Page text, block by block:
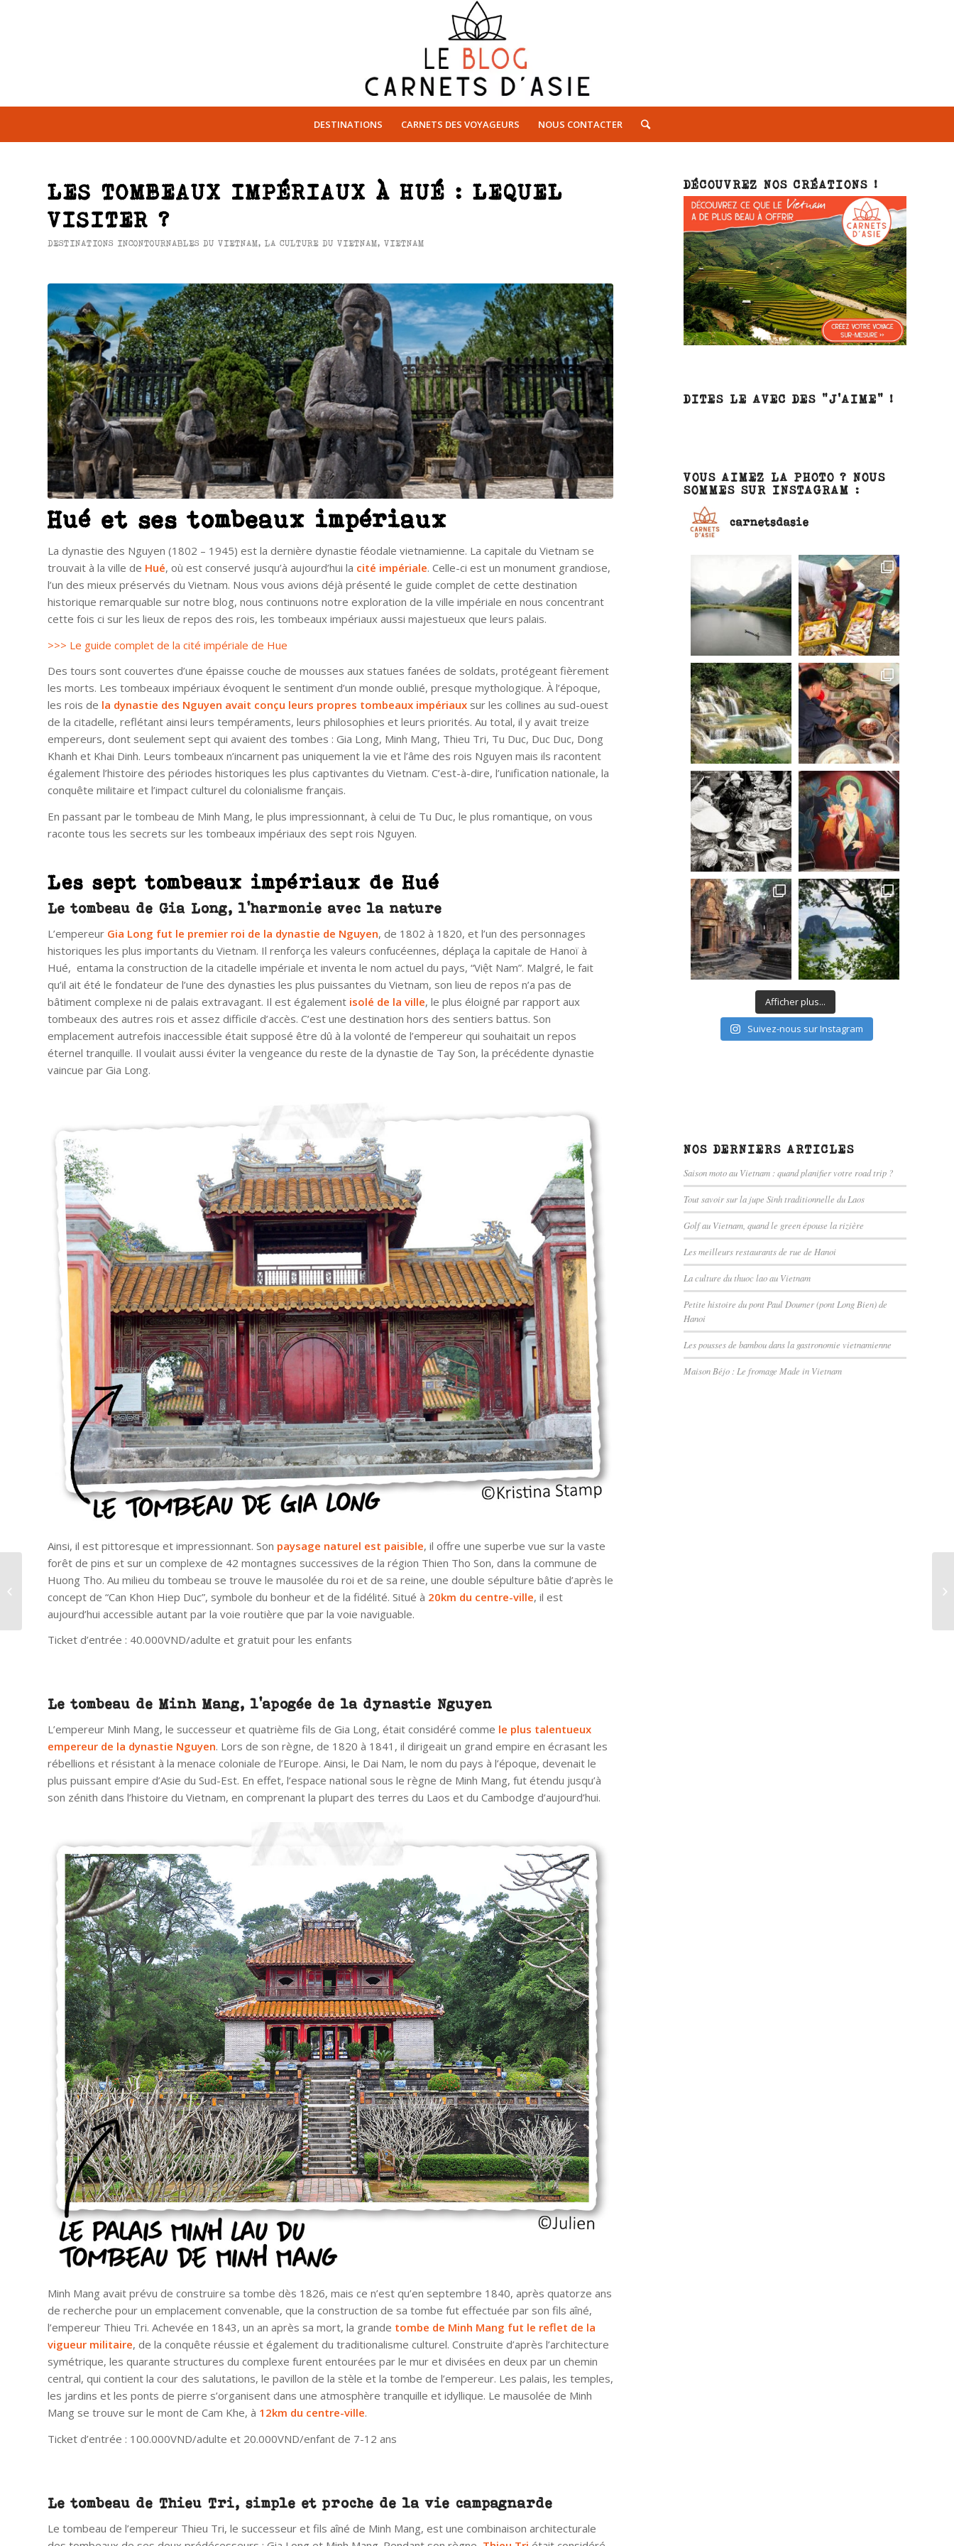
DESTINATIONS CARNETS DES VOYAGEURS NOUS CONTACTER
LES TOMBEAUX IMPÉRIAUX À HUÉ : LEQUEL
VISITER ?
DESTINATIONS INCONTOURNABLES DU VIETNAM, LA CULTURE DU VIETNAM, VIETNAM
Hué et ses tombeaux impériaux
La dynastie des Nguyen (1802 – 1945) est la dernière dynastie féodale vietnamienne. La capitale du Vietnam se
trouvait à la ville de Hué, où est conservé jusqu’à aujourd’hui la cité impériale. Celle-ci est un monument grandiose,
l’un des mieux préservés du Vietnam. Nous vous avions déjà présenté le guide complet de cette destination
historique remarquable sur notre blog, nous continuons notre exploration de la ville impériale en nous concentrant
cette fois ci sur les lieux de repos des rois, les tombeaux impériaux aussi majestueux que leurs palais.
>>> Le guide complet de la cité impériale de Hue
Des tours sont couvertes d’une épaisse couche de mousses aux statues fanées de soldats, protégeant fièrement
les morts. Les tombeaux impériaux évoquent le sentiment d’un monde oublié, presque mythologique. À l’époque,
les rois de la dynastie des Nguyen avait conçu leurs propres tombeaux impériaux sur les collines au sud-ouest
de la citadelle, reflétant ainsi leurs tempéraments, leurs philosophies et leurs priorités. Au total, il y avait treize
empereurs, dont seulement sept qui avaient des tombes : Gia Long, Minh Mang, Thieu Tri, Tu Duc, Duc Duc, Dong
Khanh et Khai Dinh. Leurs tombeaux n’incarnent pas uniquement la vie et l’âme des rois Nguyen mais ils racontent
également l’histoire des périodes historiques les plus captivantes du Vietnam. C’est-à-dire, l’unification nationale, la
conquête militaire et l’impact culturel du colonialisme français.
En passant par le tombeau de Minh Mang, le plus impressionnant, à celui de Tu Duc, le plus romantique, on vous
raconte tous les secrets sur les tombeaux impériaux des sept rois Nguyen.
Les sept tombeaux impériaux de Hué
Le tombeau de Gia Long, l’harmonie avec la nature
L’empereur Gia Long fut le premier roi de la dynastie de Nguyen, de 1802 à 1820, et l’un des personnages
historiques les plus importants du Vietnam. Il renforça les valeurs confucéennes, déplaça la capitale de Hanoï à
Hué, entama la construction de la citadelle impériale et inventa le nom actuel du pays, “Việt Nam”. Malgré, le fait
qu’il ait été le fondateur de l’une des dynasties les plus puissantes du Vietnam, son lieu de repos n’a pas de
bâtiment complexe ni de palais extravagant. Il est également isolé de la ville, le plus éloigné par rapport aux
tombeaux des autres rois et assez difficile d’accès. C’est une destination hors des sentiers battus. Son
emplacement autrefois inaccessible était supposé être dû à la volonté de l’empereur qui souhaitait un repos
éternel tranquille. Il voulait aussi éviter la vengeance du reste de la dynastie de Tay Son, la précédente dynastie
vaincue par Gia Long.
Ainsi, il est pittoresque et impressionnant. Son paysage naturel est paisible, il offre une superbe vue sur la vaste
forêt de pins et sur un complexe de 42 montagnes successives de la région Thien Tho Son, dans la commune de
Huong Tho. Au milieu du tombeau se trouve le mausolée du roi et de sa reine, une double sépulture bâtie d’après le
concept de “Can Khon Hiep Duc”, symbole du bonheur et de la fidélité. Situé à 20km du centre-ville, il est
aujourd’hui accessible autant par la voie routière que par la voie naviguable.
Ticket d’entrée : 40.000VND/adulte et gratuit pour les enfants
Le tombeau de Minh Mang, l’apogée de la dynastie Nguyen
L’empereur Minh Mang, le successeur et quatrième fils de Gia Long, était considéré comme le plus talentueux
empereur de la dynastie Nguyen. Lors de son règne, de 1820 à 1841, il dirigeait un grand empire en écrasant les
rébellions et résistant à la menace coloniale de l’Europe. Ainsi, le Dai Nam, le nom du pays à l’époque, devenait le
plus puissant empire d’Asie du Sud-Est. En effet, l’espace national sous le règne de Minh Mang, fut étendu jusqu’à
son zénith dans l’histoire du Vietnam, en comprenant la plupart des terres du Laos et du Cambodge d’aujourd’hui.
Minh Mang avait prévu de construire sa tombe dès 1826, mais ce n’est qu’en septembre 1840, après quatorze ans
de recherche pour un emplacement convenable, que la construction de sa tombe fut effectuée par son fils aîné,
l’empereur Thieu Tri. Achevée en 1843, un an après sa mort, la grande tombe de Minh Mang fut le reflet de la
vigueur militaire, de la conquête réussie et également du traditionalisme culturel. Construite d’après l’architecture
symétrique, les quarante structures du complexe furent entourées par le mur et divisées en deux par un chemin
central, qui contient la cour des salutations, le pavillon de la stèle et la tombe de l’empereur. Les palais, les temples,
les jardins et les ponts de pierre s’organisent dans une atmosphère tranquille et idyllique. Le mausolée de Minh
Mang se trouve sur le mont de Cam Khe, à 12km du centre-ville.
Ticket d’entrée : 100.000VND/adulte et 20.000VND/enfant de 7-12 ans
Le tombeau de Thieu Tri, simple et proche de la vie campagnarde
Le tombeau de l’empereur Thieu Tri, le successeur et fils aîné de Minh Mang, est une combinaison architecturale
DÉCOUVREZ NOS CRÉATIONS !
DITES LE AVEC DES “J’AIME” !
VOUS AIMEZ LA PHOTO ? NOUS
SOMMES SUR INSTAGRAM :
carnetsdasie
Afficher plus...
Suivez-nous sur Instagram
NOS DERNIERS ARTICLES
Saison moto au Vietnam : quand planifier votre road trip ?
Tout savoir sur la jupe Sinh traditionnelle du Laos
Golf au Vietnam, quand le green épouse la rizière
Les meilleurs restaurants de rue de Hanoi
La culture du thuoc lao au Vietnam
Petite histoire du pont Paul Doumer (pont Long Bien) de
Hanoi
Les pousses de bambou dans la gastronomie vietnamienne
Maison Béjo : Le fromage Made in Vietnam
Le festival de Hué : un
évènement culturel
incontournable au
Vietnam